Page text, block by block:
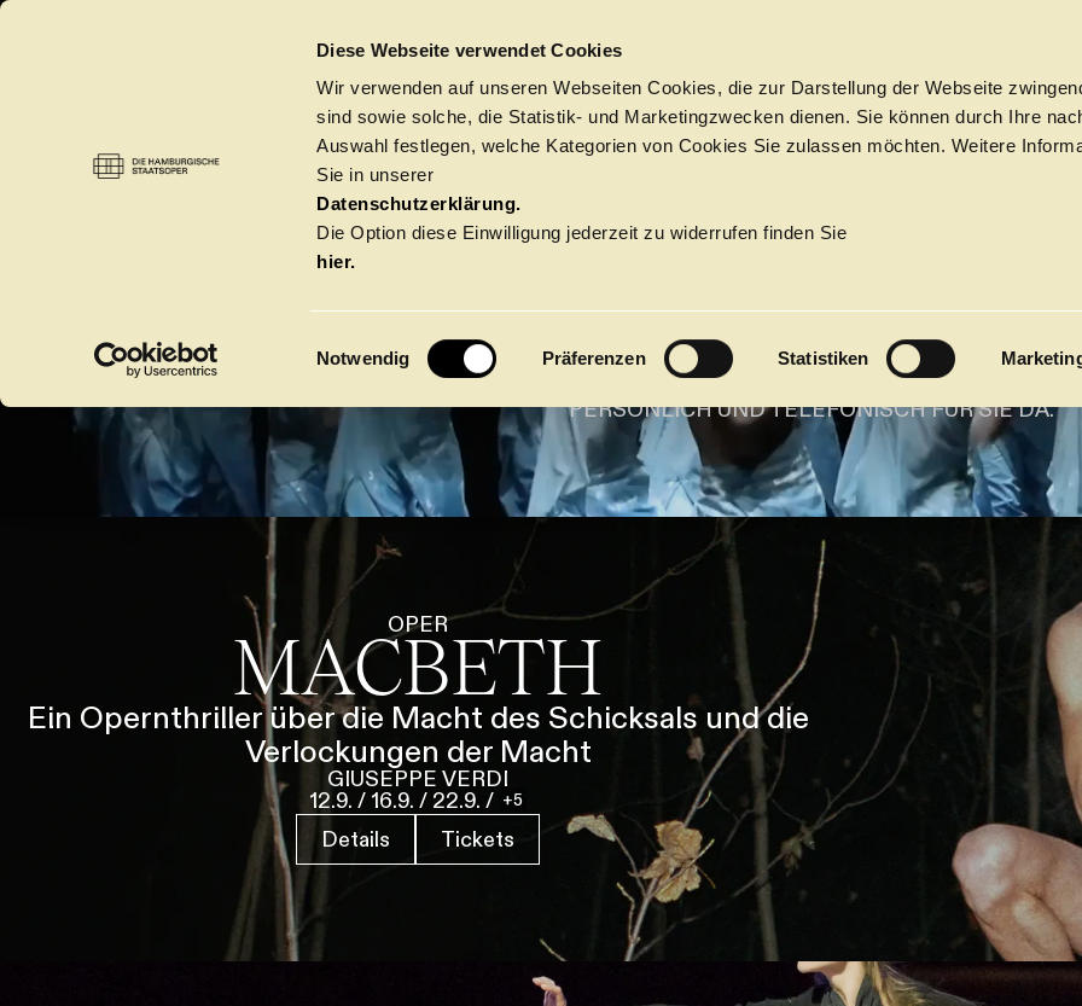
Diese Webseite verwendet Cookies
Wir verwenden auf unseren Webseiten Cookies, die zur Darstellung der Webseite
sind sowie solche, die Statistik- und Marketingzwecken dienen. Sie können durch Ihre
Auswahl festlegen, welche Kategorien von Cookies Sie zulassen möchten. Weitere
Sie in unserer
Datenschutzerklärung.
Die Option diese Einwilligung jederzeit zu widerrufen finden Sie
hier.
i
l
l
n
g
s
a
u
w
a
h
Notwendig Präferenzen Statistiken
DIE HAMBURGISCHE STAATSOPER
Termine
KALENDER
Alle Oper Ballett Konzert
Spielzeit 2026/2027 Premieren Repertoire Konzerte
ÜBER UNS
Orchester Die Hamburgische
SERVICE
Tickets & Preise Abos Führungen Jobs
DANKE MEIN KONTO
DIE
hat ab dem 6. Juli Sommerpause
DER KARTEN- UND ABONNEMENT­SERVICE IST
PERSÖNLICH UND TELEFONISCH FÜR SIE DA.
OPER
MACBETH
Ein Opernthriller über die Macht des Schicksals und die
Verlockungen der Macht
GIUSEPPE VERDI
12.9. / 16.9. / 22.9. / 5
Details Tickets